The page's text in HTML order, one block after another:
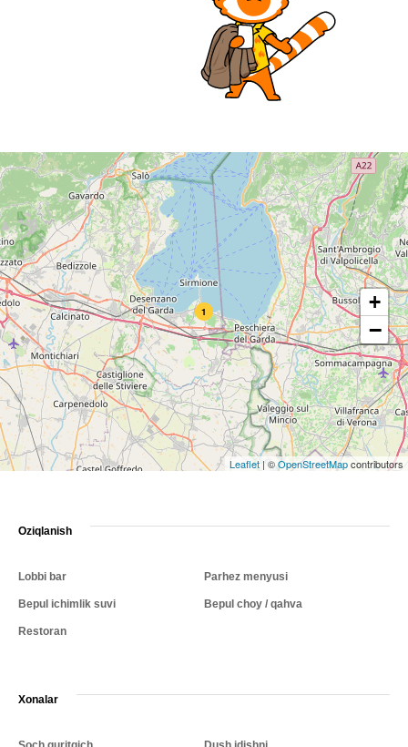
1 +
−
Leaflet | ©OpenStreetMapcontributors
Oziqlanish
Lobbi bar
Bepul ichimlik suvi
Restoran
Parhez menyusi
Bepul choy / qahva
Xonalar